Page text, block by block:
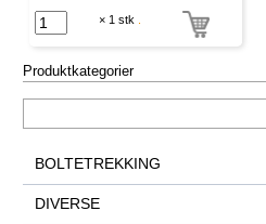
× 1 stk
Produktkategorier
BOLTETREKKING
DIVERSE